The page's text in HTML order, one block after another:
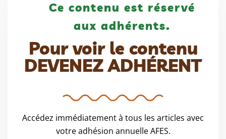
Ce contenu est réservé
aux adhérents.
Pour voir le contenu
DEVENEZ ADHÉRENT
Accédez immédiatement à tous les articles avec
votre adhésion annuelle AFES.